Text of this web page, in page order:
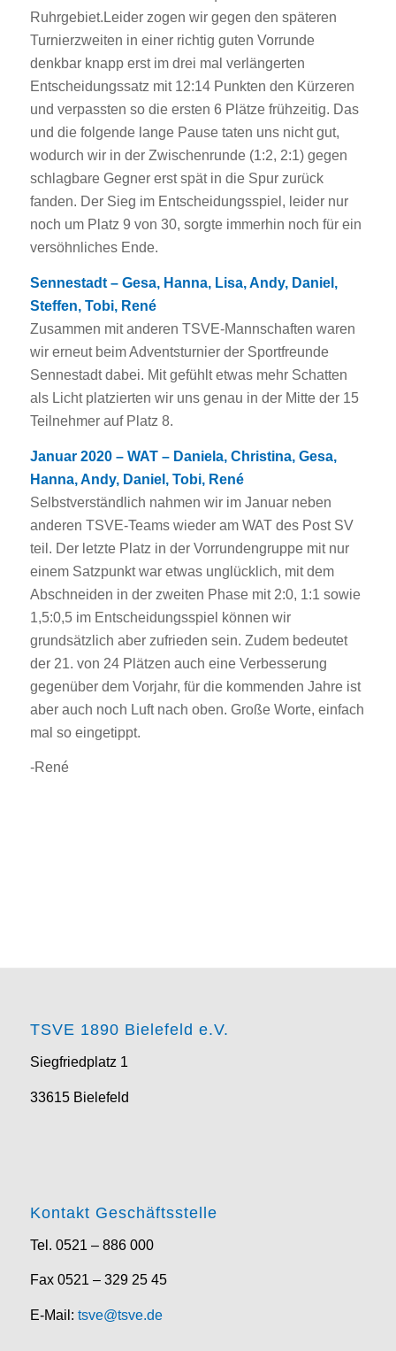
Ruhrgebiet.Leider zogen wir gegen den späteren
Turnierzweiten in einer richtig guten Vorrunde
denkbar knapp erst im drei mal verlängerten
Entscheidungssatz mit 12:14 Punkten den Kürzeren
und verpassten so die ersten 6 Plätze frühzeitig. Das
und die folgende lange Pause taten uns nicht gut,
wodurch wir in der Zwischenrunde (1:2, 2:1) gegen
schlagbare Gegner erst spät in die Spur zurück
fanden. Der Sieg im Entscheidungsspiel, leider nur
noch um Platz 9 von 30, sorgte immerhin noch für ein
versöhnliches Ende.
Sennestadt – Gesa, Hanna, Lisa, Andy, Daniel,
Steffen, Tobi, René
Zusammen mit anderen TSVE-Mannschaften waren
wir erneut beim Adventsturnier der Sportfreunde
Sennestadt dabei. Mit gefühlt etwas mehr Schatten
als Licht platzierten wir uns genau in der Mitte der 15
Teilnehmer auf Platz 8.
Januar 2020 – WAT – Daniela, Christina, Gesa,
Hanna, Andy, Daniel, Tobi, René
Selbstverständlich nahmen wir im Januar neben
anderen TSVE-Teams wieder am WAT des Post SV
teil. Der letzte Platz in der Vorrundengruppe mit nur
einem Satzpunkt war etwas unglücklich, mit dem
Abschneiden in der zweiten Phase mit 2:0, 1:1 sowie
1,5:0,5 im Entscheidungsspiel können wir
grundsätzlich aber zufrieden sein. Zudem bedeutet
der 21. von 24 Plätzen auch eine Verbesserung
gegenüber dem Vorjahr, für die kommenden Jahre ist
aber auch noch Luft nach oben. Große Worte, einfach
mal so eingetippt.
-René
TSVE 1890 Bielefeld e.V.
Siegfriedplatz 1
33615 Bielefeld
Kontakt Geschäftsstelle
Tel. 0521 – 886 000
Fax 0521 – 329 25 45
E-Mail: tsve@tsve.de